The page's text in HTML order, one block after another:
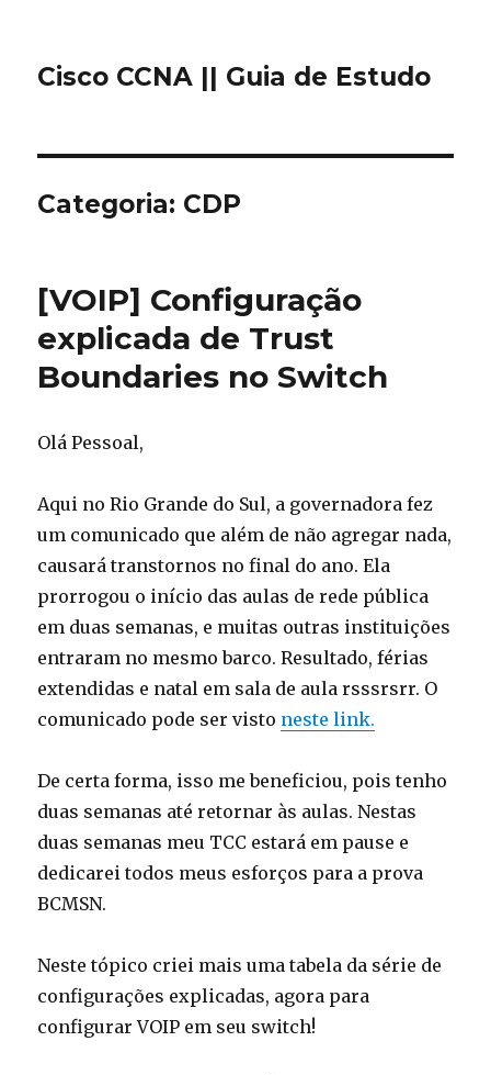
Cisco CCNA || Guia de Estudo
Categoria: CDP
[VOIP] Configuração
explicada de Trust
Boundaries no Switch
Olá Pessoal,
Aqui no Rio Grande do Sul, a governadora fez
um comunicado que além de não agregar nada,
causará transtornos no final do ano. Ela
prorrogou o início das aulas de rede pública
em duas semanas, e muitas outras instituições
entraram no mesmo barco. Resultado, férias
extendidas e natal em sala de aula rsssrsrr. O
comunicado pode ser visto neste link.
De certa forma, isso me beneficiou, pois tenho
duas semanas até retornar às aulas. Nestas
duas semanas meu TCC estará em pause e
dedicarei todos meus esforços para a prova
BCMSN.
Neste tópico criei mais uma tabela da série de
configurações explicadas, agora para
configurar VOIP em seu switch!